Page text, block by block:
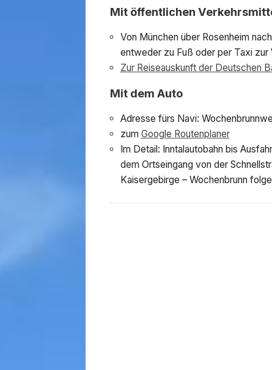
Mit öffentlichen
Von München über Rosenheim
entweder zu Fuß oder per Taxi zur
Zur Reiseauskunft der Deutschen
Mit dem Auto
Adresse fürs Navi:
zum Google Routenplaner
Im Detail: Inntalautobahn bis
dem Ortseingang von der
Kaisergebirge – Wochenbrunn